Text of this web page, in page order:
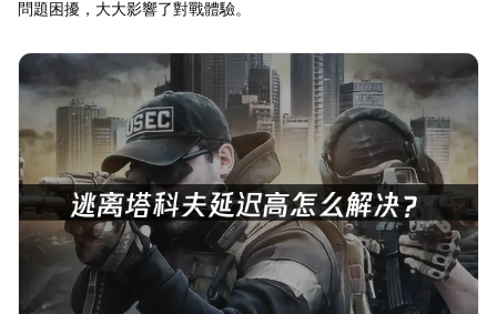
問題困擾，大大影響了對戰體驗。